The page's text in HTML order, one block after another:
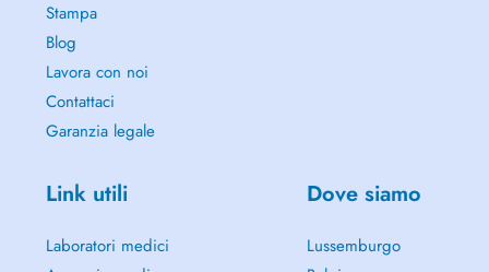
Stampa
Blog
Lavora con noi
Contattaci
Garanzia legale
Link utili
Laboratori medici
Dove siamo
Lussemburgo